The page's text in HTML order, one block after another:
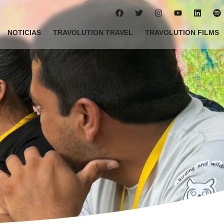
NOTICIAS TRAVOLUTION TRAVEL TRAVOLUTION FILMS